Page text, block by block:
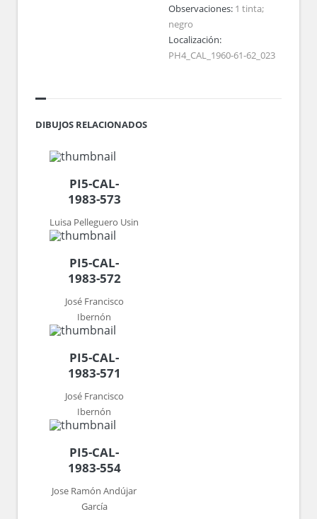
Observaciones: 1 tinta;
negro
Localización:
PH4_CAL_1960-61-62_023
DIBUJOS RELACIONADOS
PI5-CAL-
1983-573
Luisa Pelleguero Usin
PI5-CAL-
1983-572
José Francisco
Ibernón
PI5-CAL-
1983-571
José Francisco
Ibernón
PI5-CAL-
1983-554
Jose Ramón Andújar
García